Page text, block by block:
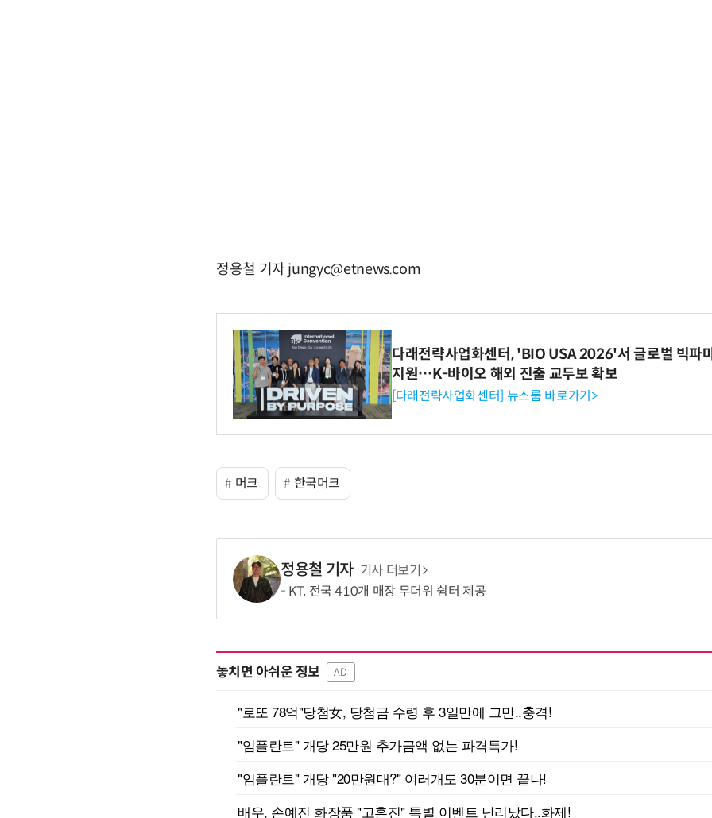
정용철 기자 jungyc@etnews.com
다래전략사업화센터, 'BIO USA 2026'서 글로벌 빅파
지원…K-바이오 해외 진출 교두보 확보
[다래전략사업화센터] 뉴스룸 바로가기>
머크 한국머크
정용철 기자 기사 더보기
KT, 전국 410개 매장 무더위 쉼터 제공
놓치면 아쉬운 정보 AD